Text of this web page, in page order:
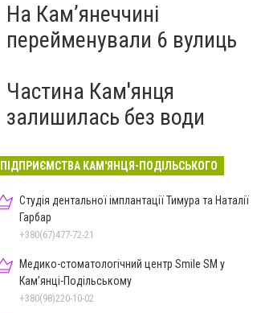
На Камʼянеччині
перейменували 6 вулиць
Частина Кам'янця
залишилась без води
ПІДПРИЄМСТВА КАМ'ЯНЦЯ-ПОДІЛЬСЬКОГО
Студія дентальної імплантації Тимура та Наталії
Гарбар
+380(67)477-72-21
Медико-стоматологічний центр Smile SM у
Кам’янці-Подільському
+380(98)220-10-02